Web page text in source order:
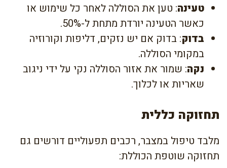
טעינה: טען את הסוללה לאחר כל שימוש או
כאשר הטעינה יורדת מתחת ל-50%.
בדוק: בדוק אם יש נזקים, דליפות וקורוזיה
במקומי הסוללה.
נקה: שמור את אזור הסוללה נקי על ידי ניגוב
שאריות או לכלוך.
תחזוקה כללית
מלבד טיפול במצבר, רכבים תפעוליים דורשים גם
תחזוקה שוטפת הכוללת: